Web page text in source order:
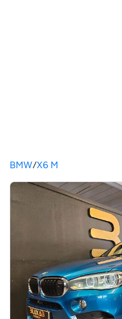
Du är här
BMW/X6 M